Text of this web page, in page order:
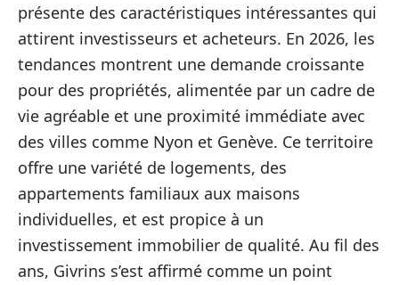
présente des caractéristiques intéressantes qui
attirent investisseurs et acheteurs. En 2026, les
tendances montrent une demande croissante
pour des propriétés, alimentée par un cadre de
vie agréable et une proximité immédiate avec
des villes comme Nyon et Genève. Ce territoire
offre une variété de logements, des
appartements familiaux aux maisons
individuelles, et est propice à un
investissement immobilier de qualité. Au fil des
ans, Givrins s’est affirmé comme un point